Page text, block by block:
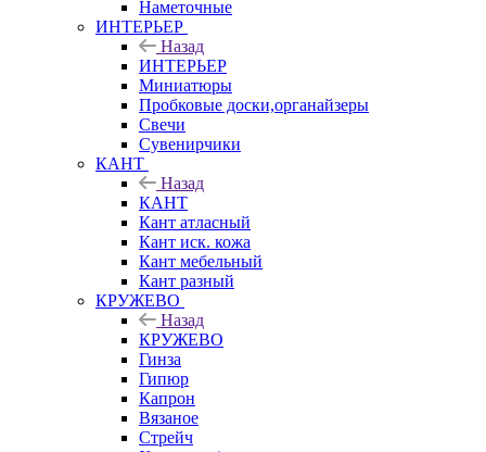
Наметочные
ИНТЕРЬЕР
Назад
ИНТЕРЬЕР
Миниатюры
Пробковые доски,органайзеры
Свечи
Сувенирчики
КАНТ
Назад
КАНТ
Кант атласный
Кант иск. кожа
Кант мебельный
Кант разный
КРУЖЕВО
Назад
КРУЖЕВО
Гинза
Гипюр
Капрон
Вязаное
Стрейч